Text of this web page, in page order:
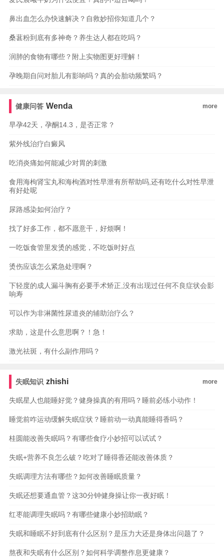
鼻出血怎么办快速解决？自救妙招你知道几个？
桑葚粉到底有多神奇？养生达人都在吃吗？
润肺的食物有哪些？附上实物图更好理解！
孕晚期自问对胎儿有影响吗？真的会胎动频繁吗？
健康问答 Wenda more
早孕42天，孕酮14.3，是否正常？
紫外线治疗白癜风
吃消炎痛如何能减少对胃的刺激
食用海枸肾宝丸和海枸酒对性早泄有所帮助吗,还有吃什么对性早泄
有好处呢
尿路感染如何治疗？
找了好多工作，都不愿意干，好烦啊！
一吃饭食管里发烫的感觉，不吃饭时好点
烫伤应该怎么紧急处理啊？
下轻度的成人漏斗胸有必要手术矫正,没有出现过任何不良症状会影
响寿
可以作为非淋菌性尿道炎的辅助治疗么？
求助，这是什么意思啊？！急！
激光祛斑，有什么副作用吗？
失眠知识 zhishi more
失眠星人也能睡好觉？健身操真的有用吗？睡前必练小动作！
睡觉前咋运动缓解失眠症状？睡前动一动真能睡得香吗？
桂圆能改善失眠吗？有哪些食疗小妙招可以试试？
失眠+营养不良怎么破？吃对了睡得香还能改善体质？
失眠调理方法有哪些？如何改善睡眠质量？
失眠还想要通血管？这30分钟健身操让你一夜好眠！
红枣能调理失眠吗？有哪些健康小妙招助眠？
失眠和睡眠不好到底有什么区别？是压力大还是身体出问题了？
熬夜和失眠有什么区别？如何科学调整作息更健康？